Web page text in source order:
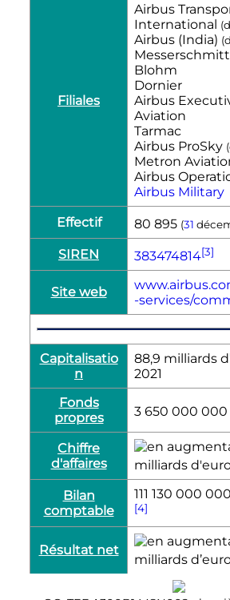
Filiales
Airbus
International (d
Airbus (India) (d
Blohm
Dornier
Airbus
Aviation
Tarmac
Airbus ProSky (
Metron
Airbus
Airbus Military
Effectif
80 895 (31
SIREN 383474814[3]
Site web
-services/
Capitalisatio
n
88,9 milliards
2021
Fonds
propres
3 650 000 000
Chiffre
d'affaires
milliards
Bilan
comptable
111 130 000
[4]
Résultat net
milliards